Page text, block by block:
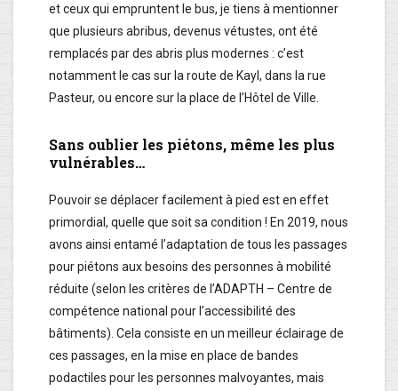
et ceux qui empruntent le bus, je tiens à mentionner
que plusieurs abribus, devenus vétustes, ont été
remplacés par des abris plus modernes : c’est
notamment le cas sur la route de Kayl, dans la rue
Pasteur, ou encore sur la place de l’Hôtel de Ville.
Sans oublier les piétons, même les plus
vulnérables…
Pouvoir se déplacer facilement à pied est en effet
primordial, quelle que soit sa condition ! En 2019, nous
avons ainsi entamé l’adaptation de tous les passages
pour piétons aux besoins des personnes à mobilité
réduite (selon les critères de l’ADAPTH – Centre de
compétence national pour l’accessibilité des
bâtiments). Cela consiste en un meilleur éclairage de
ces passages, en la mise en place de bandes
podactiles pour les personnes malvoyantes, mais